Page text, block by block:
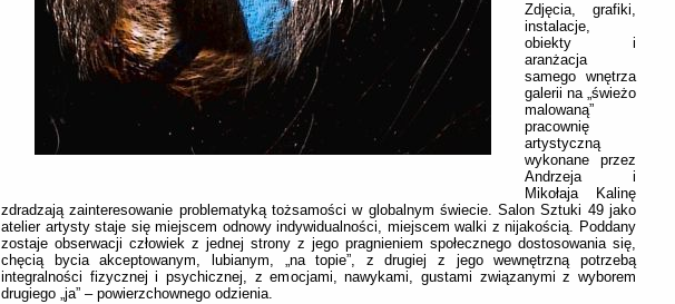
Zdjęcia, grafiki,
instalacje,
obiekty i
aranżacja
samego wnętrza
galerii na „świeżo
malowaną”
pracownię
artystyczną
wykonane przez
Andrzeja i
Mikołaja Kalinę
zdradzają zainteresowanie problematyką tożsamości w globalnym świecie. Salon Sztuki 49 jako
atelier artysty staje się miejscem odnowy indywidualności, miejscem walki z nijakością. Poddany
zostaje obserwacji człowiek z jednej strony z jego pragnieniem społecznego dostosowania się,
chęcią bycia akceptowanym, lubianym, „na topie”, z drugiej z jego wewnętrzną potrzebą
integralności fizycznej i psychicznej, z emocjami, nawykami, gustami związanymi z wyborem
drugiego „ja” – powierzchownego odzienia.